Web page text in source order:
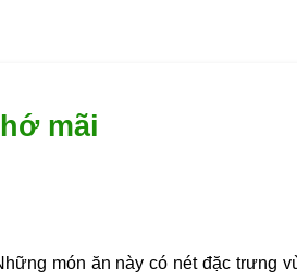
mãi
món ăn này có nét đặc trưng